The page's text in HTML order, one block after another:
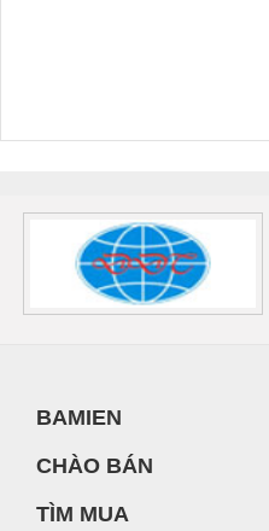
BAMIEN
CHÀO BÁN
TÌM MUA